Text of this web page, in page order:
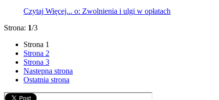
Czytaj Więcej... o: Zwolnienia i ulgi w opłatach
Strona: 1/3
Strona 1
Strona 2
Strona 3
Następna strona
Ostatnia strona